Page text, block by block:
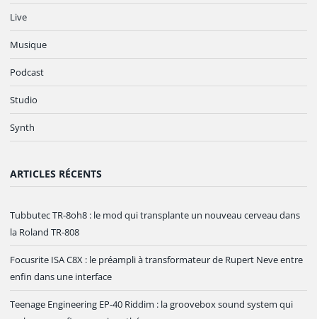
Live
Musique
Podcast
Studio
Synth
ARTICLES RÉCENTS
Tubbutec TR-8oh8 : le mod qui transplante un nouveau cerveau dans
la Roland TR-808
Focusrite ISA C8X : le préampli à transformateur de Rupert Neve entre
enfin dans une interface
Teenage Engineering EP-40 Riddim : la groovebox sound system qui